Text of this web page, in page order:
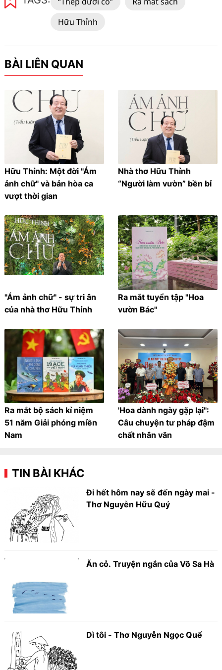
Hữu Thỉnh
BÀI LIÊN QUAN
Hữu Thỉnh: Một đời "Ám
ảnh chữ" và bản hòa ca
vượt thời gian
Nhà thơ Hữu Thỉnh
“Người làm vườn” bền bỉ
"Ám ảnh chữ" - sự tri ân
của nhà thơ Hữu Thỉnh
Ra mắt tuyển tập "Hoa
vườn Bác"
Ra mắt bộ sách kỉ niệm
51 năm Giải phóng miền
Nam
'Hoa dành ngày gặp lại":
Câu chuyện tư pháp đậm
chất nhân văn
TIN BÀI KHÁC
Đi hết hôm nay sẽ đến ngày mai -
Thơ Nguyễn Hữu Quý
Ăn cỏ. Truyện ngắn của Võ Sa Hà
Dì tôi - Thơ Nguyễn Ngọc Quế